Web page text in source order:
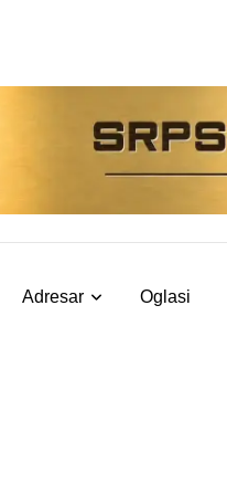
Adresar Oglasi